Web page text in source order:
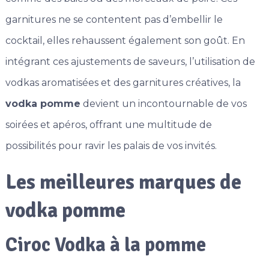
garnitures ne se contentent pas d’embellir le
cocktail, elles rehaussent également son goût. En
intégrant ces ajustements de saveurs, l’utilisation de
vodkas aromatisées et des garnitures créatives, la
vodka pomme devient un incontournable de vos
soirées et apéros, offrant une multitude de
possibilités pour ravir les palais de vos invités.
Les meilleures marques de
vodka pomme
Ciroc Vodka à la pomme